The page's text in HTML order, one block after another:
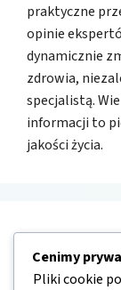
praktyczne
opinie
dynamicznie
zdrowia,
specjalistą.
informacji to
jakości życia.
Cenimy
Pliki cookie